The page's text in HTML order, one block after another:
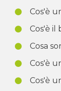
Cos'è
Cos'è il
Cosa
Cos'è
Cos'è